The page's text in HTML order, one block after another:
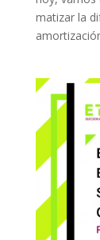
matizar la